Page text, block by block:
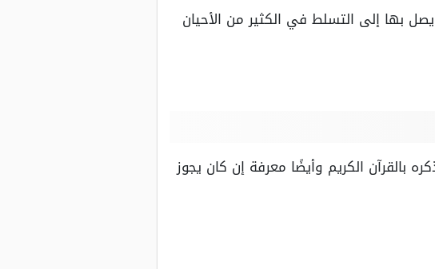
بها إلى التسلط في الكثير من الأحيان
الكريم وأيضًا معرفة إن كان يجوز